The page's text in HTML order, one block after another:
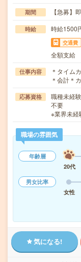
期間 【急募】
時給 時給1500
交通費
全額支給
仕事内容
＊タイム
＊会計＊
応募資格
職種未経
不要
※業界未経
職場の雰囲気
年齢層
20代
男女比率
女性
気になる!